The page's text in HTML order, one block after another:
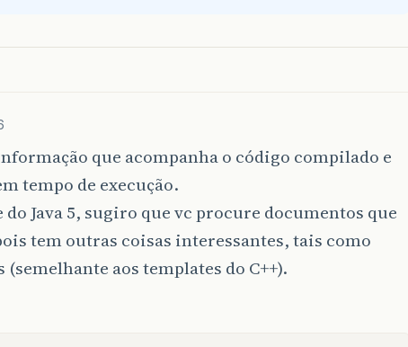
que acompanha o código compilado e
tempo de execução.
do Java 5, sugiro que vc procure documentos que
tem outras coisas interessantes, tais como
aos templates do C++).